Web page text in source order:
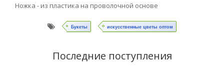
Ножка - из пластика на проволочной основе
Букеты искусственные цветы оптом
Последние поступления